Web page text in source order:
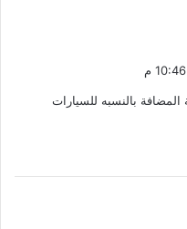
بالنسبه للسيارات